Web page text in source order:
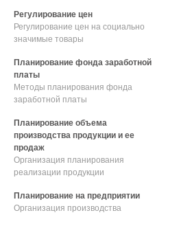
Регулирование цен
Регулирование цен на социально
значимые товары
Планирование фонда заработной
платы
Методы планирования фонда
заработной платы
Планирование объема
производства продукции и ее
продаж
Организация планирования
реализации продукции
Планирование на предприятии
Организация производства